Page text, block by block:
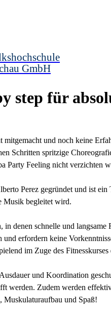
GmbH
step für
mitgemacht und noch keine
Schritten spritzige
Party Feeling nicht verzichten
Perez gegründet und ist ein
Musik begleitet wird.
in denen schnelle und
erfordern keine
im Zuge des Fitnesskurses
und Koordination
werden. Zudem werden
Muskulaturaufbau und Spaß!